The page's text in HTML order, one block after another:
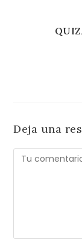
Deja una
Comentario